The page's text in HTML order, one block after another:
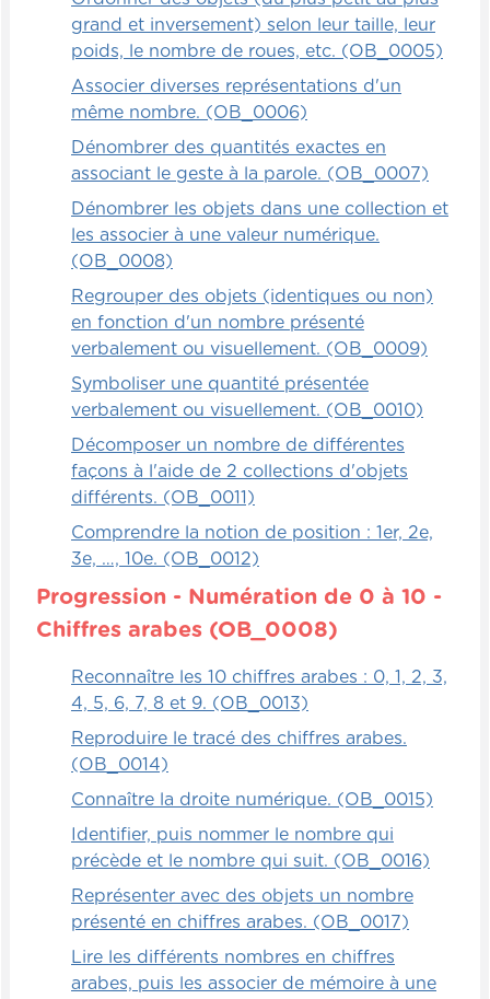
écrit.
grand et inversement) selon leur taille, leur
poids, le nombre de roues, etc. (OB_0005)
Associer diverses représentations d'un
même nombre. (OB_0006)
Dénombrer des quantités exactes en
associant le geste à la parole. (OB_0007)
Dénombrer les objets dans une collection et
les associer à une valeur numérique.
(OB_0008)
Regrouper des objets (identiques ou non)
en fonction d'un nombre présenté
verbalement ou visuellement. (OB_0009)
Symboliser une quantité présentée
verbalement ou visuellement. (OB_0010)
Décomposer un nombre de différentes
façons à l'aide de 2 collections d'objets
différents. (OB_0011)
Comprendre la notion de position : 1er, 2e,
3e, …, 10e. (OB_0012)
Progression - Numération de 0 à 10 -
Chiffres arabes (OB_0008)
Reconnaître les 10 chiffres arabes : 0, 1, 2, 3,
4, 5, 6, 7, 8 et 9. (OB_0013)
Reproduire le tracé des chiffres arabes.
(OB_0014)
Connaître la droite numérique. (OB_0015)
Identifier, puis nommer le nombre qui
précède et le nombre qui suit. (OB_0016)
Représenter avec des objets un nombre
présenté en chiffres arabes. (OB_0017)
Lire les différents nombres en chiffres
arabes, puis les associer de mémoire à une